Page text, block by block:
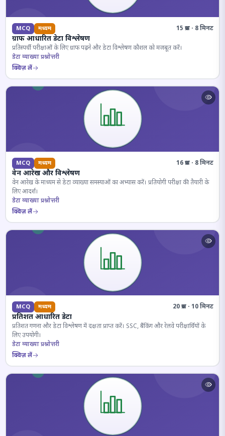
MCQ मध्यम 15 प्रश्न · 8 मिनट
ग्राफ आधारित डेटा विश्लेषण
प्रतिस्पर्धी परीक्षाओं के लिए ग्राफ पढ़ने और डेटा विश्लेषण कौशल को मजबूत करें।
डेटा व्याख्या प्रश्नोत्तरी
क्विज़ लें
MCQ मध्यम 16 प्रश्न · 8 मिनट
वेन आरेख और विश्लेषण
वेन आरेख के माध्यम से डेटा व्याख्या समस्याओं का अभ्यास करें। प्रतियोगी परीक्षा की तैयारी के
लिए आदर्श।
डेटा व्याख्या प्रश्नोत्तरी
क्विज़ लें
MCQ मध्यम 20 प्रश्न · 10 मिनट
प्रतिशत आधारित डेटा
प्रतिशत गणना और डेटा विश्लेषण में दक्षता प्राप्त करें। SSC, बैंकिंग और रेलवे परीक्षार्थियों के
लिए उपयोगी।
डेटा व्याख्या प्रश्नोत्तरी
क्विज़ लें